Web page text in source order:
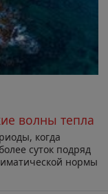
волны тепла
когда
суток подряд
нормы